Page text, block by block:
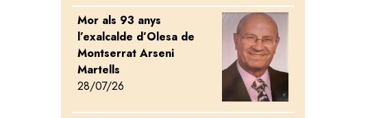
Mor als 93 anys
l’exalcalde d’Olesa de
Montserrat Arseni
Martells
28/07/26
Image